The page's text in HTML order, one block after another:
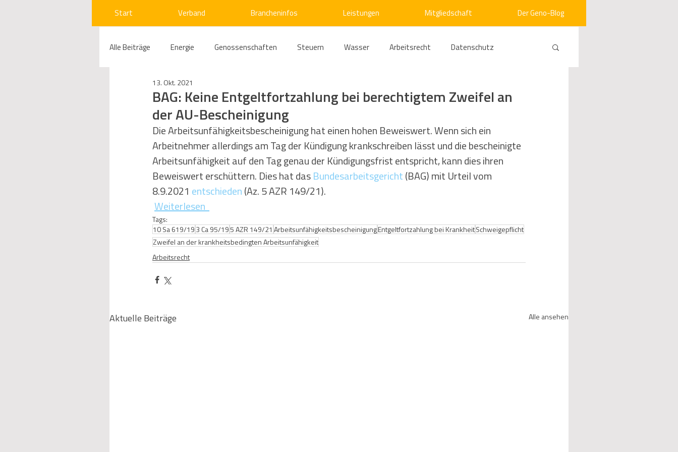
Start Verband Brancheninfos Leistungen Mitgliedschaft Der Geno-Blog
Alle Beiträge Energie Genossenschaften Steuern Wasser Arbeitsrecht Datenschutz
Compliance Gas
Beihilfenrecht Kraftwerke Kälte Verkehr Entsorgung/Abfall Umweltrecht Vergabe
Regulierung Wettbewerbs- und Kartellrecht Europarecht Wirtschafts- und Handelsrecht Kommunen
Telekommunikation
BAG: Keine Entgeltfortzahlung bei berechtigtem Zweifel an
der AU-Bescheinigung
13. Okt. 2021
Die Arbeitsunfähigkeitsbescheinigung hat einen hohen Beweiswert. Wenn sich ein
Arbeitnehmer allerdings am Tag der Kündigung krankschreiben lässt und die bescheinigte
Arbeitsunfähigkeit auf den Tag genau der Kündigungsfrist entspricht, kann dies ihren
Beweiswert erschüttern. Dies hat das Bundesarbeitsgericht (BAG) mit Urteil vom
8.9.2021 entschieden (Az. 5 AZR 149/21).
Weiterlesen
Tags:
10 Sa 619/193 Ca 95/195 AZR 149/21 ArbeitsunfähigkeitsbescheinigungEntgeltfortzahlung bei KrankheitSchweigepflicht
Zweifel an der krankheitsbedingten Arbeitsunfähigkeit
Arbeitsrecht
Aktuelle Beiträge Alle ansehen